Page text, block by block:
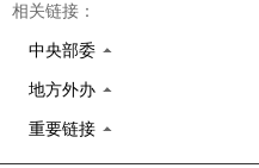
相关链接：
中央部委
地方外办
重要链接